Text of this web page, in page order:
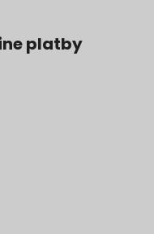
platby